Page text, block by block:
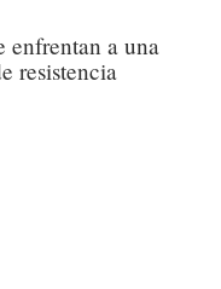
enfrentan a una
resistencia